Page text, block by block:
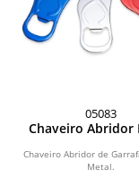
05083
Chaveiro Abridor
Chaveiro Abridor de
Metal.